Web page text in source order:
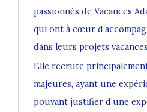
passionnés de Vacances
qui ont à cœur
dans leurs projets
Elle recrute
majeures, ayant une
pouvant justifier d’une